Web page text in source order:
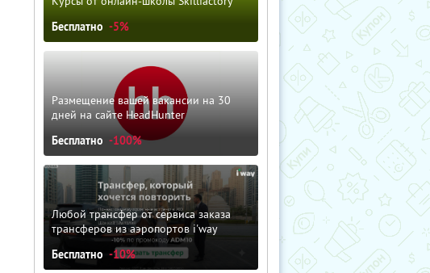
Бесплатно -5%
Размещение вашей вакансии на 30
дней на сайте HeadHunter
Бесплатно -100%
Любой трансфер от сервиса заказа
трансферов из аэропортов i'way
Бесплатно -10%